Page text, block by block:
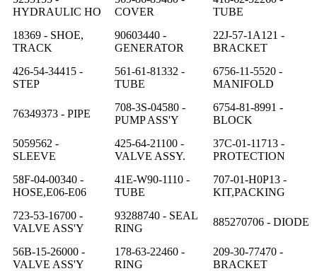
HYDRAULIC HO
COVER
TUBE
18369 - SHOE,
TRACK
90603440 -
GENERATOR
22J-57-1A121 -
BRACKET
426-54-34415 -
STEP
561-61-81332 -
TUBE
6756-11-5520 -
MANIFOLD
76349373 - PIPE
708-3S-04580 -
PUMP ASS'Y
6754-81-8991 -
BLOCK
5059562 -
SLEEVE
425-64-21100 -
VALVE ASSY.
37C-01-11713 -
PROTECTION
58F-04-00340 -
HOSE,E06-E06
41E-W90-1110 -
TUBE
707-01-H0P13 -
KIT,PACKING
723-53-16700 -
VALVE ASS'Y
93288740 - SEAL
RING
885270706 - DIODE
56B-15-26000 -
VALVE ASS'Y
178-63-22460 -
RING
209-30-77470 -
BRACKET